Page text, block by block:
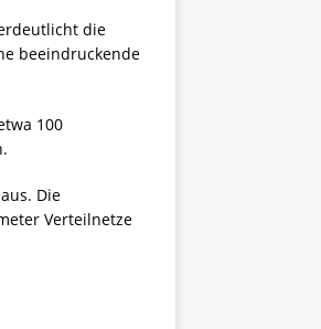
die
beeindruckende
100
Die
Verteilnetze